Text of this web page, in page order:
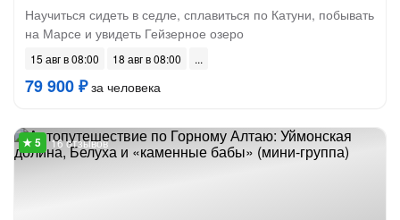
Научиться сидеть в седле, сплавиться по Катуни, побывать
на Марсе и увидеть Гейзерное озеро
15 авг в 08:00 18 авг в 08:00
79 900 ₽за человека
16 отзывов